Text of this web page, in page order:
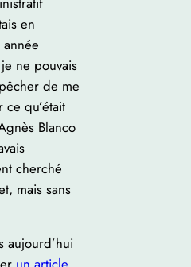
en
ne pouvais
de me
qu’était
Blanco
cherché
mais sans
aujourd’hui